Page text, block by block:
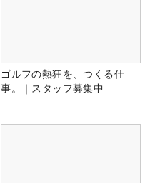
ゴルフの熱狂を、つくる仕
事。｜スタッフ募集中